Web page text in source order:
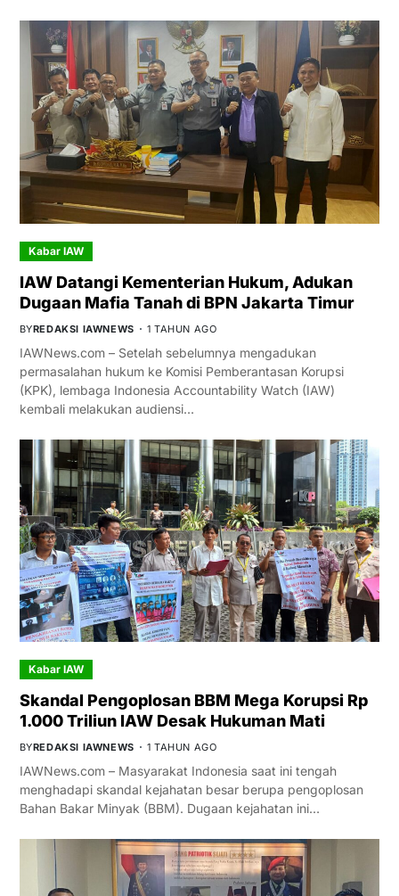
Kabar IAW
IAW Datangi Kementerian Hukum, Adukan
Dugaan Mafia Tanah di BPN Jakarta Timur
BYREDAKSI IAWNEWS 1 TAHUN AGO
IAWNews.com – Setelah sebelumnya mengadukan
permasalahan hukum ke Komisi Pemberantasan Korupsi
(KPK), lembaga Indonesia Accountability Watch (IAW)
kembali melakukan audiensi…
Kabar IAW
Skandal Pengoplosan BBM Mega Korupsi Rp
1.000 Triliun IAW Desak Hukuman Mati
BYREDAKSI IAWNEWS 1 TAHUN AGO
IAWNews.com – Masyarakat Indonesia saat ini tengah
menghadapi skandal kejahatan besar berupa pengoplosan
Bahan Bakar Minyak (BBM). Dugaan kejahatan ini…